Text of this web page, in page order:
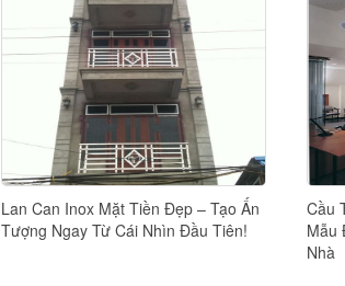
Lan Can Inox Mặt Tiền Đẹp – Tạo Ấn
Tượng Ngay Từ Cái Nhìn Đầu Tiên!
Cầu
Mẫu
Nhà